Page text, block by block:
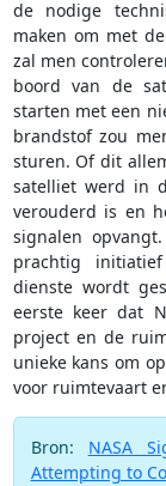
de nodige
maken om met
zal men
boord van de
starten met een
brandstof zou
sturen. Of dit
satelliet werd in
verouderd is en
signalen
prachtig
dienste wordt
eerste keer dat
project en de
unieke kans om
voor ruimtevaart
Bron: NASA
Attempting to